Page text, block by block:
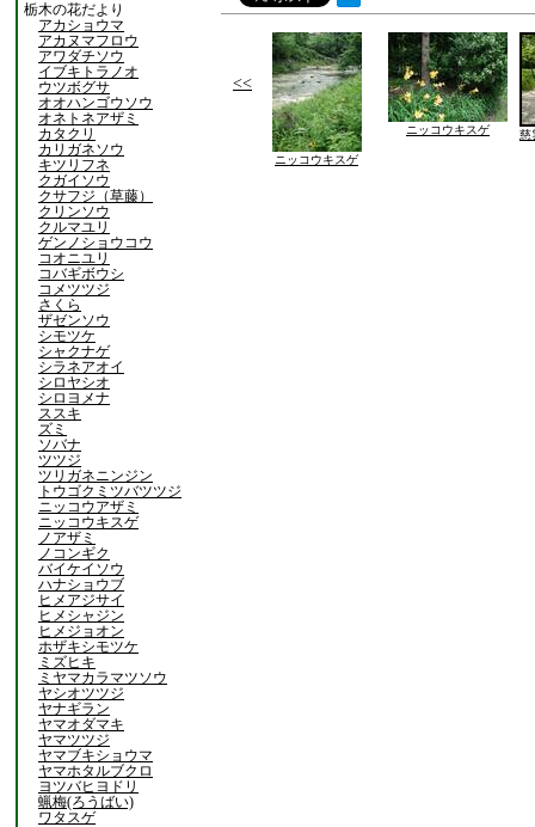
栃木の花だより
アカショウマ
アカヌマフロウ
アワダチソウ
イブキトラノオ
ウツボグサ
オオハンゴウソウ
オネトネアザミ
カタクリ
カリガネソウ
キツリフネ
クガイソウ
クサフジ（草藤）
クリンソウ
クルマユリ
ゲンノショウコウ
コオニユリ
コバギボウシ
コメツツジ
さくら
ザゼンソウ
シモツケ
シャクナゲ
シラネアオイ
シロヤシオ
シロヨメナ
ススキ
ズミ
ソバナ
ツツジ
ツリガネニンジン
トウゴクミツバツツジ
ニッコウアザミ
ニッコウキスゲ
ノアザミ
ノコンギク
バイケイソウ
ハナショウブ
ヒメアジサイ
ヒメシャジン
ヒメジョオン
ホザキシモツケ
ミズヒキ
ミヤマカラマツソウ
ヤシオツツジ
ヤナギラン
ヤマオダマキ
ヤマツツジ
ヤマブキショウマ
ヤマホタルブクロ
ヨツバヒヨドリ
蝋梅(ろうばい)
ワタスゲ
<<
ニッコウキスゲ
ニッコウキスゲ 慈